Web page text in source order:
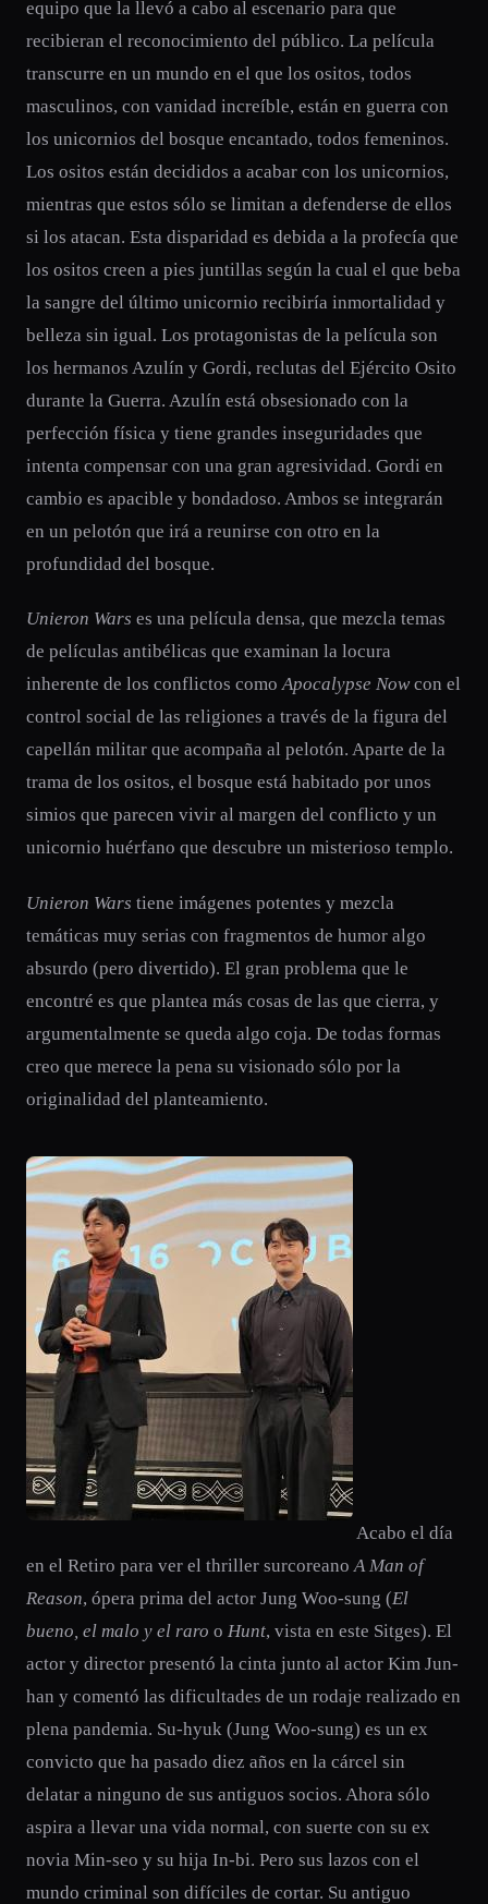
equipo que la llevó a cabo al escenario para que
recibieran el reconocimiento del público. La película
transcurre en un mundo en el que los ositos, todos
masculinos, con vanidad increíble, están en guerra con
los unicornios del bosque encantado, todos femeninos.
Los ositos están decididos a acabar con los unicornios,
mientras que estos sólo se limitan a defenderse de ellos
si los atacan. Esta disparidad es debida a la profecía que
los ositos creen a pies juntillas según la cual el que beba
la sangre del último unicornio recibiría inmortalidad y
belleza sin igual. Los protagonistas de la película son
los hermanos Azulín y Gordi, reclutas del Ejército Osito
durante la Guerra. Azulín está obsesionado con la
perfección física y tiene grandes inseguridades que
intenta compensar con una gran agresividad. Gordi en
cambio es apacible y bondadoso. Ambos se integrarán
en un pelotón que irá a reunirse con otro en la
profundidad del bosque.
Unieron Wars es una película densa, que mezcla temas
de películas antibélicas que examinan la locura
inherente de los conflictos comoApocalypse Now con el
control social de las religiones a través de la figura del
capellán militar que acompaña al pelotón. Aparte de la
trama de los ositos, el bosque está habitado por unos
simios que parecen vivir al margen del conflicto y un
unicornio huérfano que descubre un misterioso templo.
Unieron Wars tiene imágenes potentes y mezcla
temáticas muy serias con fragmentos de humor algo
absurdo (pero divertido). El gran problema que le
encontré es que plantea más cosas de las que cierra, y
argumentalmente se queda algo coja. De todas formas
creo que merece la pena su visionado sólo por la
originalidad del planteamiento.
Acabo el día
en el Retiro para ver el thriller surcoreanoA Man of
Reason, ópera prima del actor Jung Woo-sung (El
bueno, el malo y el raro o Hunt, vista en este Sitges). El
actor y director presentó la cinta junto al actor Kim Jun-
han y comentó las dificultades de un rodaje realizado en
plena pandemia. Su-hyuk (Jung Woo-sung) es un ex
convicto que ha pasado diez años en la cárcel sin
delatar a ninguno de sus antiguos socios. Ahora sólo
aspira a llevar una vida normal, con suerte con su ex
novia Min-seo y su hija In-bi. Pero sus lazos con el
mundo criminal son difíciles de cortar. Su antiguo